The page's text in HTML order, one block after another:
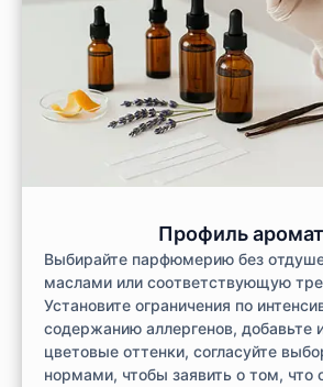
Профиль
Выбирайте парфюмерию без
маслами или соответствующую
Установите ограничения по
содержанию аллергенов, добавьте
цветовые оттенки, согласуйте
нормами, чтобы заявить о том, что